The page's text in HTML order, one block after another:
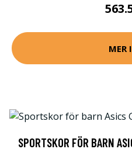
MER
SPORTSKOR FÖR BARN